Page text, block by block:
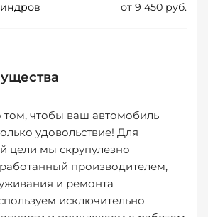
от 9 450 руб.
чтобы ваш автомобиль
удовольствие! Для
цели мы скрупулезно
производителем,
и ремонта
исключительно